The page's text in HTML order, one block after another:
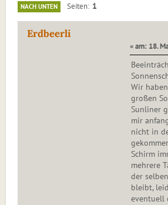
NACH UNTEN Seiten 1
Erdbeerli
« am: 18.
Wir
großen
Sunliner
mir
nicht in
Schirm
mehrere
der
bleibt,
eventuell